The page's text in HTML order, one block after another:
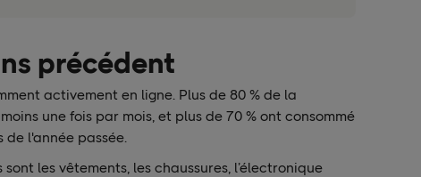
précédent
activement en ligne. Plus de 80 % de la
une fois par mois, et plus de 70 % ont consommé
l'année passée.
les vêtements, les chaussures, l’électronique